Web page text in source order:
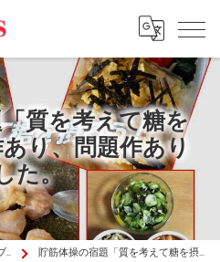
質を考えて糖を
り、問題作あり
た。
グ 貯筋体操の宿題「質を考えて糖を摂ろう」、力作あり、問題作ありでした。